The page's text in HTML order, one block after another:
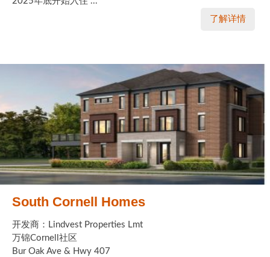
了解详情
South Cornell Homes
开发商：Lindvest Properties Lmt
万锦Cornell社区
Bur Oak Ave & Hwy 407